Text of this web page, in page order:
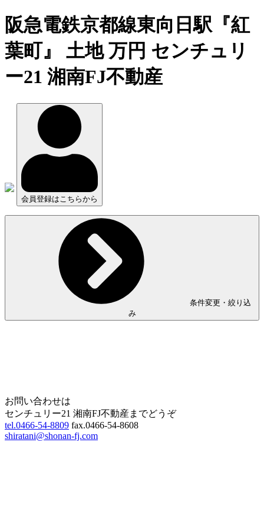
阪急電鉄京都線東向日駅『紅
葉町』 土地 万円 センチュリ
ー21 湘南FJ不動産
会員登録はこちらから
条件変更・絞り込
み
お問い合わせは
センチュリー21 湘南FJ不動産までどうぞ
tel.0466-54-8809 fax.0466-54-8608
shiratani@shonan-fj.com